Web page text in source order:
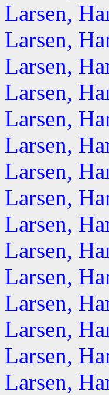
Larsen,
Larsen,
Larsen,
Larsen,
Larsen,
Larsen,
Larsen,
Larsen,
Larsen,
Larsen,
Larsen,
Larsen,
Larsen,
Larsen,
Larsen,